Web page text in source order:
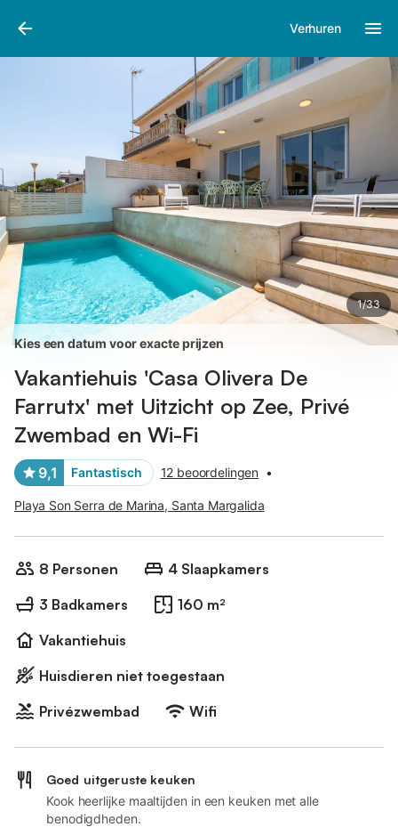
Verhuren
1/33
Afbeeldingen
Kies een datum voor exacte prijzen
Vakantiehuis 'Casa Olivera De
Farrutx' met Uitzicht op Zee, Privé
Zwembad en Wi-Fi
9,1 Fantastisch 12 beoordelingen •
Playa Son Serra de Marina, Santa Margalida
8 Personen
4 Slaapkamers
3 Badkamers
160 m²
Vakantiehuis
Huisdieren niet toegestaan
Privézwembad
Wifi
Goed uitgeruste keuken
Kook heerlijke maaltijden in een keuken met alle
benodigdheden.